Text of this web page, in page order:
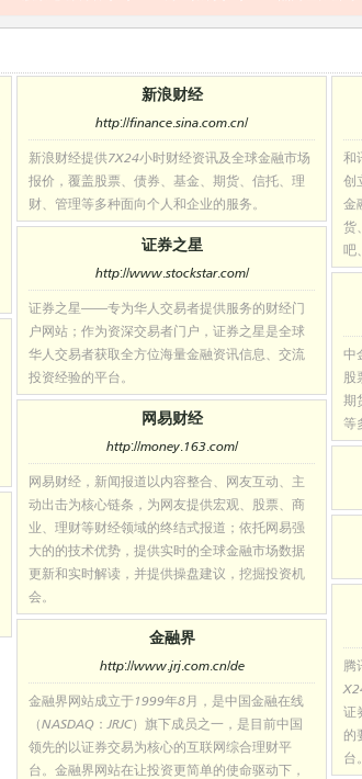
新浪财经
http://finance.sina.com.cn/
新浪财经提供7X24小时财经资讯及全球金融市场
报价，覆盖股票、债券、基金、期货、信托、理
财、管理等多种面向个人和企业的服务。
和
创
金
货
吧
证券之星
http://www.stockstar.com/
证券之星——专为华人交易者提供服务的财经门
户网站；作为资深交易者门户，证券之星是全球
华人交易者获取全方位海量金融资讯信息、交流
投资经验的平台。
中
股
期
等
网易财经
http://money.163.com/
网易财经，新闻报道以内容整合、网友互动、主
动出击为核心链条，为网友提供宏观、股票、商
业、理财等财经领域的终结式报道；依托网易强
大的的技术优势，提供实时的全球金融市场数据
更新和实时解读，并提供操盘建议，挖掘投资机
会。
腾
证
的
台。
金融界
http://www.jrj.com.cn/de
金融界网站成立于1999年8月，是中国金融在线
（NASDAQ：JRJC）旗下成员之一，是目前中国
领先的以证券交易为核心的互联网综合理财平
台。金融界网站在让投资更简单的使命驱动下，